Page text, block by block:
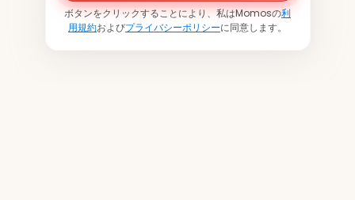
ボタンをクリックすることにより、私はMomosの利
用規約およびプライバシーポリシーに同意します。